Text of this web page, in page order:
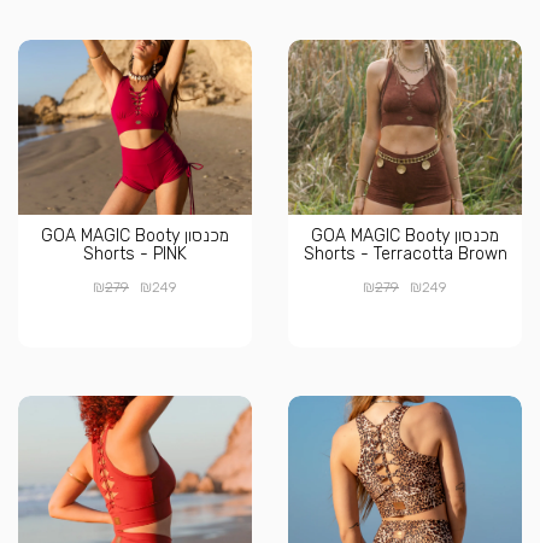
מכנסון GOA MAGIC Booty
Shorts - Terracotta Brown
₪249
₪279
מכנסון GOA MAGIC Booty
Shorts - PINK
₪249
₪279